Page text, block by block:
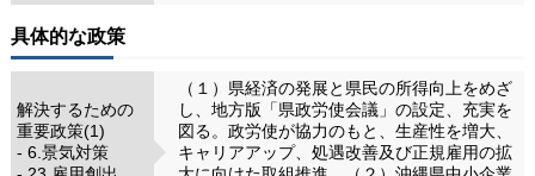
具体的な政策
解決するための
重要政策(1)
- 6.景気対策
（１）県経済の発展と県民の所得向上をめざ
し、地方版「県政労使会議」の設定、充実を
図る。政労使が協力のもと、生産性を増大、
キャリアアップ、処遇改善及び正規雇用の拡